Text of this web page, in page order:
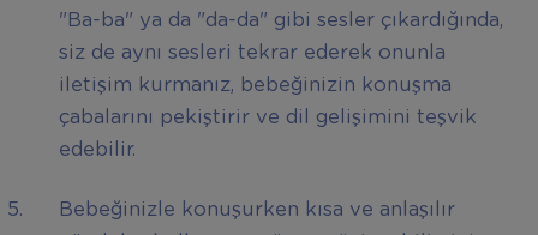
"Ba-ba" ya da "da-da" gibi sesler çıkardığında,
siz de aynı sesleri tekrar ederek onunla
iletişim kurmanız, bebeğinizin konuşma
çabalarını pekiştirir ve dil gelişimini teşvik
edebilir.
Bebeğinizle konuşurken kısa ve anlaşılır